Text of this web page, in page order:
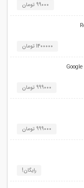
99000 تومان
1400000 تومان
999000 تومان
999000 تومان
رایگان!